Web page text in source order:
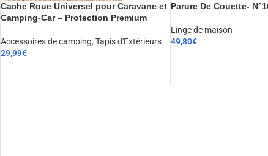
Cache Roue Universel pour Caravane et
Camping-Car – Protection Premium
Accessoires de camping, Tapis d'Extérieurs
29,99€
Parure De Couette-
Linge de maison
49,80€